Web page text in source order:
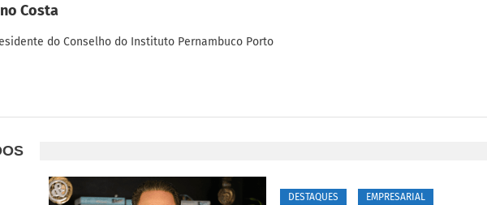
Costa
do Conselho do Instituto Pernambuco Porto
DESTAQUES EMPRESARIAL